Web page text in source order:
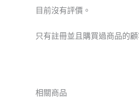
目前沒有評價。
只有註冊並且購買過商品的
相關商品